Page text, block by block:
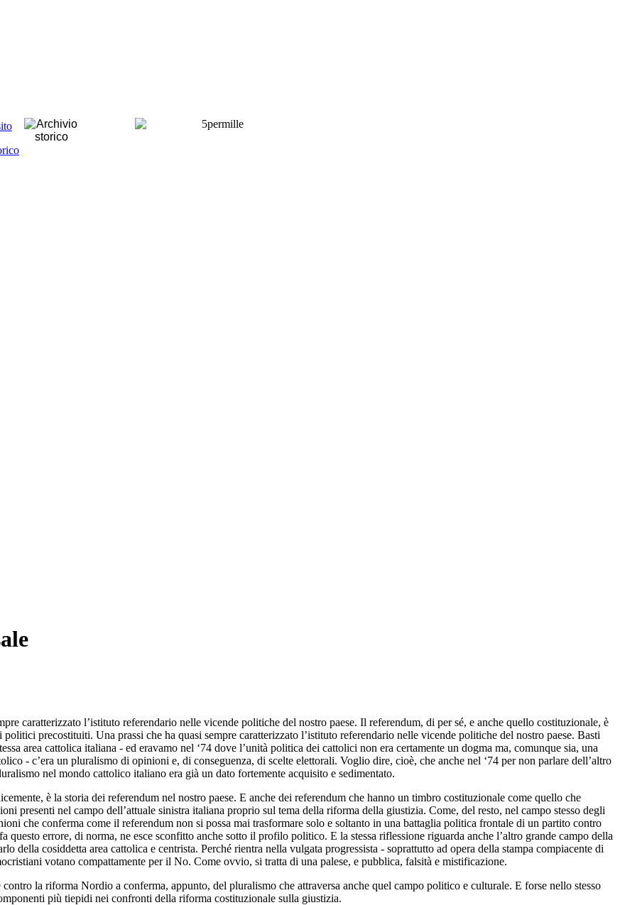
caratterizzato l’istituto referendario nelle vicende politiche del nostro paese. Il referendum, di per sé, e anche quello costituzionale, è
precostituiti. Una prassi che ha quasi sempre caratterizzato l’istituto referendario nelle vicende politiche del nostro paese. Basti
area cattolica italiana - ed eravamo nel ‘74 dove l’unità politica dei cattolici non era certamente un dogma ma, comunque sia, una
- c’era un pluralismo di opinioni e, di conseguenza, di scelte elettorali. Voglio dire, cioè, che anche nel ‘74 per non parlare dell’altro
nel mondo cattolico italiano era già un dato fortemente acquisito e sedimentato.
è la storia dei referendum nel nostro paese. E anche dei referendum che hanno un timbro costituzionale come quello che
presenti nel campo dell’attuale sinistra italiana proprio sul tema della riforma della giustizia. Come, del resto, nel campo stesso degli
che conferma come il referendum non si possa mai trasformare solo e soltanto in una battaglia politica frontale di un partito contro
errore, di norma, ne esce sconfitto anche sotto il profilo politico. E la stessa riflessione riguarda anche l’altro grande campo della
della cosiddetta area cattolica e centrista. Perché rientra nella vulgata progressista - soprattutto ad opera della stampa compiacente di
votano compattamente per il No. Come ovvio, si tratta di una palese, e pubblica, falsità e mistificazione.
la riforma Nordio a conferma, appunto, del pluralismo che attraversa anche quel campo politico e culturale. E forse nello stesso
più tiepidi nei confronti della riforma costituzionale sulla giustizia.